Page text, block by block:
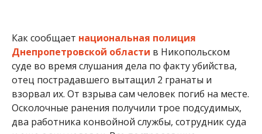
Как сообщает национальная полиция
Днепропетровской области в Никопольском
суде во время слушания дела по факту убийства,
отец пострадавшего вытащил 2 гранаты и
взорвал их. От взрыва сам человек погиб на месте.
Осколочные ранения получили трое подсудимых,
два работника конвойной службы, сотрудник суда